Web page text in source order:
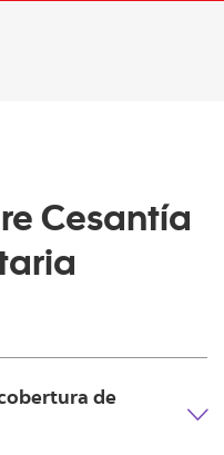
Cesantía
de